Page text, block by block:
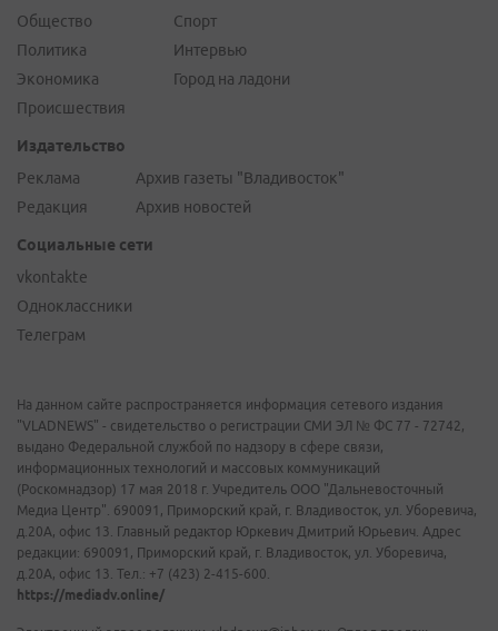
Общество
Политика
Экономика
Происшествия
Спорт
Интервью
Город на ладони
Издательство
Реклама
Редакция
Архив газеты "Владивосток"
Архив новостей
Социальные сети
vkontakte
Одноклассники
Телеграм
На данном сайте распространяется информация сетевого издания
"VLADNEWS" - свидетельство о регистрации СМИ ЭЛ № ФС 77 - 72742,
выдано Федеральной службой по надзору в сфере связи,
информационных технологий и массовых коммуникаций
(Роскомнадзор) 17 мая 2018 г. Учредитель ООО "Дальневосточный
Медиа Центр". 690091, Приморский край, г. Владивосток, ул. Уборевича,
д.20А, офис 13. Главный редактор Юркевич Дмитрий Юрьевич. Адрес
редакции: 690091, Приморский край, г. Владивосток, ул. Уборевича,
д.20А, офис 13. Тел.: +7 (423) 2-415-600.
https://mediadv.online/